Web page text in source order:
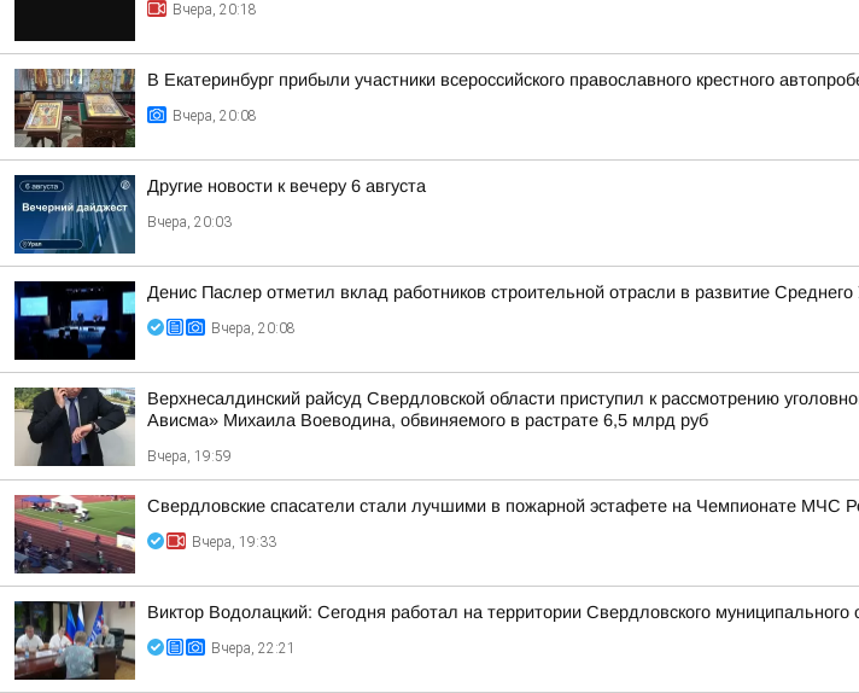
Вчера, 20:18
В Екатеринбург прибыли участники всероссийского православного крестного
Вчера, 20:08
Другие новости к вечеру 6 августа
Вчера, 20:03
Денис Паслер отметил вклад работников строительной отрасли в развитие Среднего
Вчера, 20:08
Верхнесалдинский райсуд Свердловской области приступил к рассмотрению
Ависма» Михаила Воеводина, обвиняемого в растрате 6,5 млрд руб
Вчера, 19:59
Свердловские спасатели стали лучшими в пожарной эстафете на Чемпионате МЧС
Вчера, 19:33
Виктор Водолацкий: Сегодня работал на территории Свердловского муниципального
Вчера, 22:21